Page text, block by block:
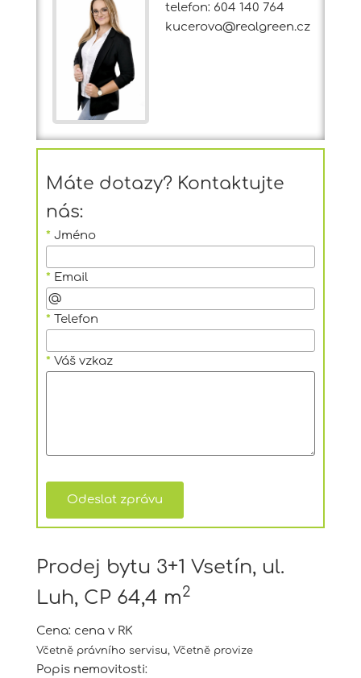
telefon: 604 140 764
kucerova@realgreen.cz
Máte dotazy? Kontaktujte
nás:
* Jméno
* Email
* Telefon
* Váš vzkaz
Prodej bytu 3+1 Vsetín, ul.
Luh, CP 64,4 m2
Cena: cena v RK
Včetně právního servisu, Včetně provize
Popis nemovitosti: